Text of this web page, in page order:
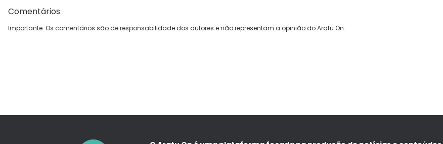
Comentários
Importante: Os comentários são de responsabilidade dos autores e não representam a opinião do Aratu On.